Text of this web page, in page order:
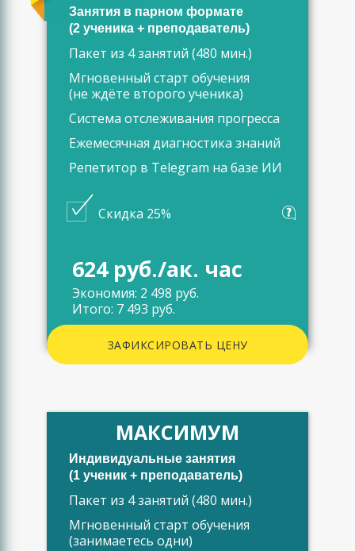
Занятия в парном формате
(2 ученика + преподаватель)
Пакет из 4 занятий (480 мин.)
Мгновенный старт обучения
(не ждёте второго ученика)
Система отслеживания прогресса
Ежемесячная диагностика знаний
Репетитор в Telegram на базе ИИ
Скидка 25%
624 руб./ак. час
Экономия: 2 498 руб.
Итого: 7 493 руб.
ЗАФИКСИРОВАТЬ ЦЕНУ
МАКСИМУМ
Индивидуальные занятия
(1 ученик + преподаватель)
Пакет из 4 занятий (480 мин.)
Мгновенный старт обучения
(занимаетесь одни)